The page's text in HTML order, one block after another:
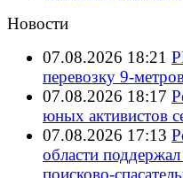
Новости
07.08.2026 18:21
перевозку 9-
07.08.2026 18:17
юных активистов
07.08.2026 17:13
области